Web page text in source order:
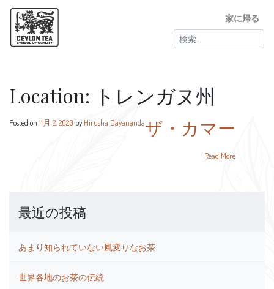
検
索:
家に帰る
Location: トレンガヌ州
Posted on 11月 2, 2020 by Hirusha Dayanandaザ・カマー
Read More
最近の投稿
あまり知られていない風変りなお茶
世界各地のお茶の伝統